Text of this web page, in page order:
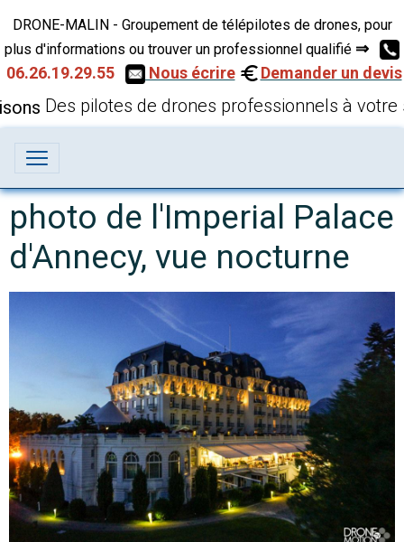
DRONE-MALIN - Groupement de télépilotes de drones, pour
plus d'informations ou trouver un professionnel qualifié ⇒
06.26.19.29.55
Nous écrire Demander un devis
Des pilotes de drones professionnels à votre
photo de l'Imperial Palace
d'Annecy, vue nocturne